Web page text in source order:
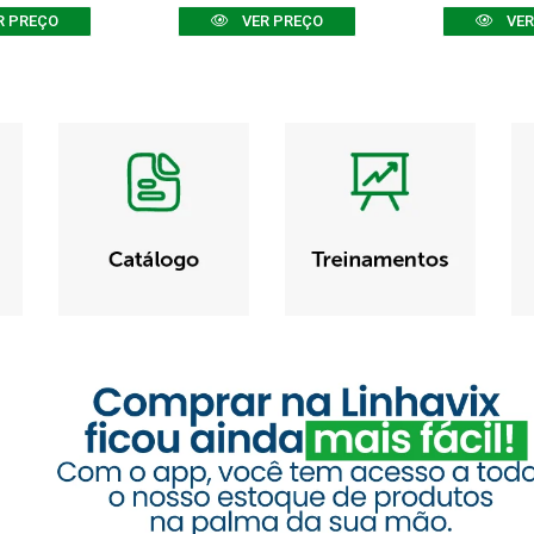
PREÇO VER PREÇO